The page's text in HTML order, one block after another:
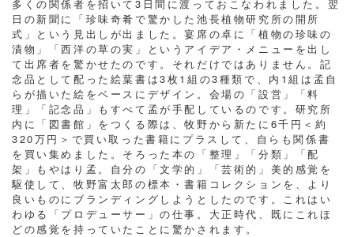
多くの関係者を招いて3日間に渡っておこなわれました。翌
日の新聞に「珍味奇肴で驚かした池長植物研究所の開所
式」という見出しが出ました。宴席の卓に「植物の珍味の
漬物」「西洋の草の実」というアイデア・メニューを出し
て出席者を驚かせたのです。それだけではありません。記
念品として配った絵葉書は3枚1組の3種類で、内1組は孟自
らが描いた絵をベースにデザイン。会場の「設営」「料
理」「記念品」もすべて孟が手配しているのです。研究所
内に「図書館」をつくる際は、牧野から新たに6千円＜約
320万円＞で買い取った書籍にプラスして、自らも関係書
を買い集めました。そろった本の「整理」「分類」「配
架」もやはり孟。自分の「文学的」「芸術的」美的感覚を
駆使して、牧野富太郎の標本・書籍コレクションを、より
良いものにブランディングしようとしたのです。これはい
わゆる「プロデューサー」の仕事。大正時代、既にこれほ
どの感覚を持っていたことに驚かされます。